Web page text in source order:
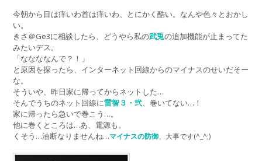
今朝から目は痒いわ首は痒いわ、とにかく酷い。なんや色々とおかし
い。
きさ＠Ge3に相談したら、どうやら私の武兎の追加機能が止まってた
みたいデス。
「ななななんで？！」
と原因を探ったら、インターネット回線からのマイナスのせいだそー
な。
そういや、昨日家に帰ってからネットした…
そんでうちのネット回線に雷智３・弐 、巻いてない…！
家に帰ったら急いで巻こう…。
他に巻くところは…あ、電源も。
くそう…油断なりませんね…マイナスの防御、大事です(^_^;)